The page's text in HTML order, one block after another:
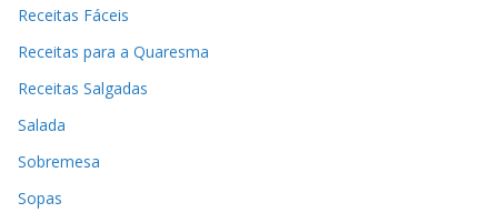
Receitas Fáceis
Receitas para a Quaresma
Receitas Salgadas
Salada
Sobremesa
Sopas